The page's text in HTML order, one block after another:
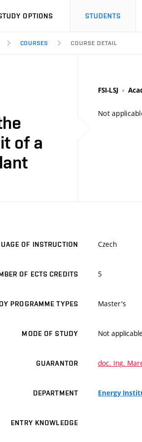
OPTIONS STUDENTS
COURSES COURSE DETAIL
of a
FSI-LSJ
Not
OF INSTRUCTION Czech
OF ECTS CREDITS 5
PROGRAMME TYPES Master's
MODE OF STUDY Not
GUARANTOR doc. Ing.
DEPARTMENT Energy
ENTRY KNOWLEDGE